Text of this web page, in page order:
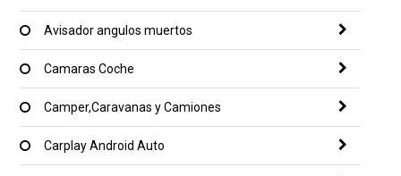
Avisador angulos muertos
Camaras Coche
Camper,Caravanas y Camiones
Carplay Android Auto